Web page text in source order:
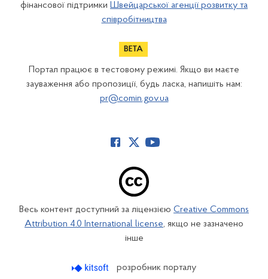
фінансової підтримки Швейцарської агенції розвитку та
співробітництва
Портал працює в тестовому режимі. Якщо ви маєте
зауваження або пропозиції, будь ласка, напишіть нам:
pr@comin.gov.ua
Весь контент доступний за ліцензією Creative Commons
Attribution 4.0 International license, якщо не зазначено
інше
розробник порталу